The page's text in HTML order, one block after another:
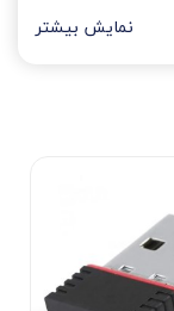
نمایش بیشتر